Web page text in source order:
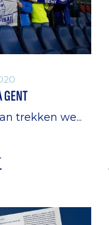
GENT
trekken we...